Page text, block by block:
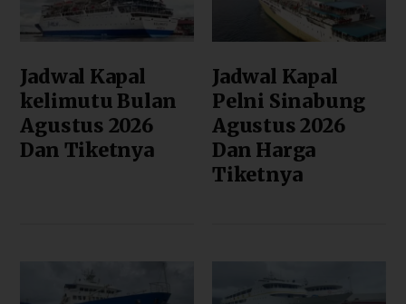
Jadwal Kapal
kelimutu Bulan
Agustus 2026
Dan Tiketnya
Jadwal Kapal
Pelni Sinabung
Agustus 2026
Dan Harga
Tiketnya